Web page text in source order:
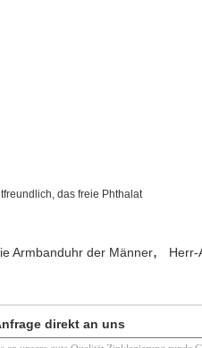
das freie Phthalat
Armbanduhr der Männer, Herr-
direkt an uns